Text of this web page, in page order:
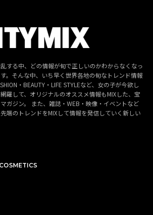
する中、どの情報が旬で正しいのかわからなくなっ
。そんな中、いち早く世界各地の旬なトレンド情報
・BEAUTY・LIFE STYLEなど、女の子が今欲し
羅して、オリジナルのオススメ情報もMIXした、宝
ガジン。 また、雑誌・WEB・映像・イベントなど
端のトレンドをMIXして情報を発信していく新しい